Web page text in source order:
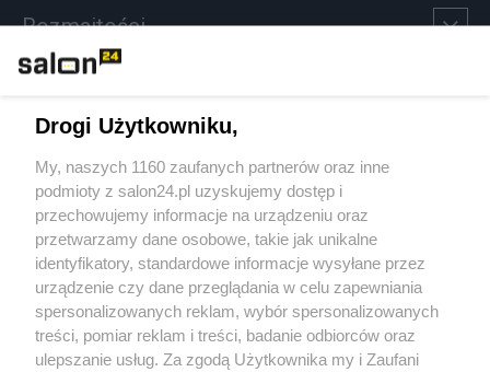
Rozmaitości
Sport
Społeczeństwo
Kultura
Drogi Użytkowniku,
My, naszych 1160 zaufanych partnerów oraz inne
podmioty z salon24.pl uzyskujemy dostęp i
przechowujemy informacje na urządzeniu oraz
przetwarzamy dane osobowe, takie jak unikalne
identyfikatory, standardowe informacje wysyłane przez
urządzenie czy dane przeglądania w celu zapewniania
spersonalizowanych reklam, wybór spersonalizowanych
treści, pomiar reklam i treści, badanie odbiorców oraz
ulepszanie usług. Za zgodą Użytkownika my i Zaufani